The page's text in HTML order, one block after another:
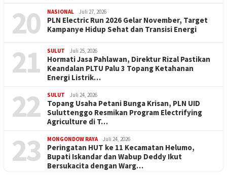
20 NASIONAL Juli 27, 2026
PLN Electric Run 2026 Gelar November, Target
Kampanye Hidup Sehat dan Transisi Energi
21 SULUT Juli 25, 2026
Hormati Jasa Pahlawan, Direktur Rizal Pastikan
Keandalan PLTU Palu 3 Topang Ketahanan
Energi Listrik…
22 SULUT Juli 24, 2026
Topang Usaha Petani Bunga Krisan, PLN UID
Suluttenggo Resmikan Program Electrifying
Agriculture di T…
23 MONGONDOW RAYA Juli 24, 2026
Peringatan HUT ke 11 Kecamatan Helumo,
Bupati Iskandar dan Wabup Deddy Ikut
Bersukacita dengan Warg…